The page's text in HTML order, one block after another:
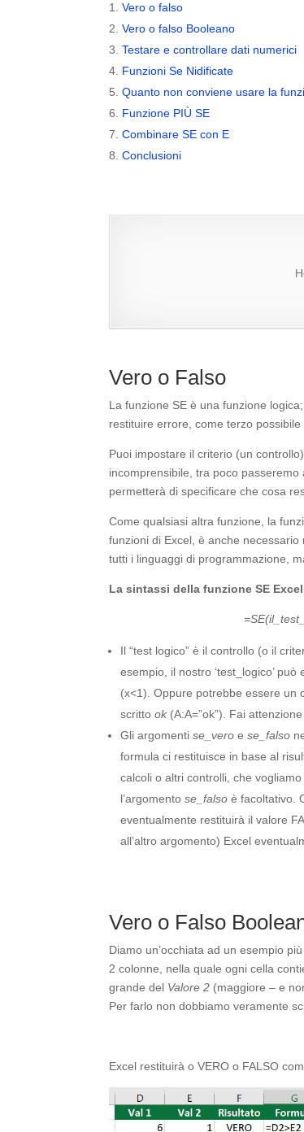
Vero o falso
Vero o falso Booleano
Testare e controllare dati numerici
Funzioni Se Nidificate
Quanto non conviene usare la
Funzione PIÙ SE
Combinare SE con E
Conclusioni
Vero o Falso
La funzione SE è una funzione
restituire errore, come terzo
Puoi impostare il criterio (un
incomprensibile, tra poco
permetterà di specificare che cosa
Come qualsiasi altra funzione, la
funzioni di Excel, è anche
tutti i linguaggi di programmazione,
La sintassi della funzione SE
Il “test logico” è il controllo (o il
esempio, il nostro ‘test_logico’
(x<1). Oppure potrebbe essere
scrittook (A:A=”ok”). Fai
Gli argomentise_vero ese_falso
formula ci restituisce in base al
calcoli o altri controlli, che
l’argomentose_falso è facoltativo.
eventualmente restituirà il valore
all’altro argomento) Excel
Vero o Falso
Diamo un’occhiata ad un esempio
2 colonne, nella quale ogni cella
grande del Valore 2 (maggiore – e
Per farlo non dobbiamo veramente
Excel restituirà o VERO o FALSO